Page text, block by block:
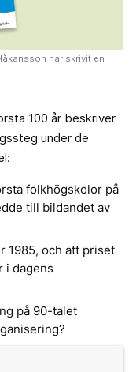
har skrivit en
100 år beskriver
under de
folkhögskolor på
till bildandet av
1985, och att priset
i dagens
på 90-talet